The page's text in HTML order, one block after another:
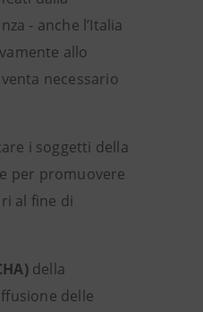
- anche l’Italia
allo
necessario
i soggetti della
per promuovere
al fine di
della
delle